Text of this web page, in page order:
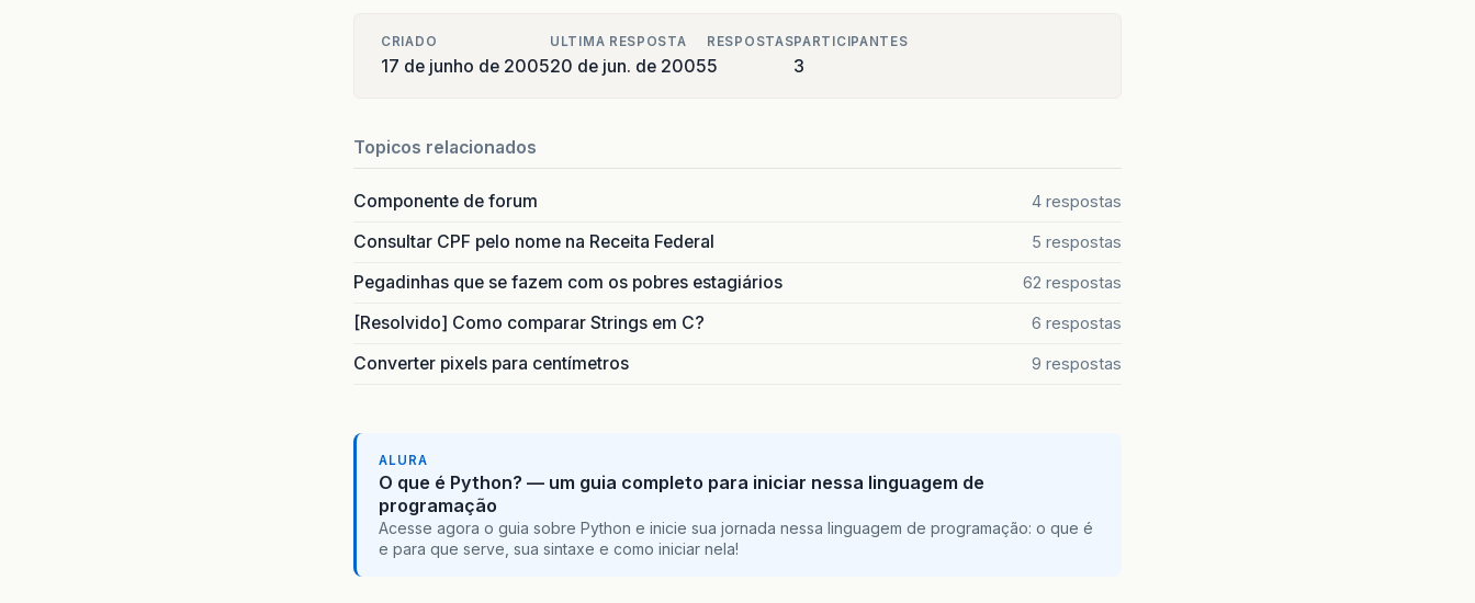
CRIADO
17 de junho de 2005
ULTIMA RESPOSTA
20 de jun. de 2005
RESPOSTAS
5
PARTICIPANTES
3
Topicos relacionados
Componente de forum 4 respostas
Consultar CPF pelo nome na Receita Federal 5 respostas
Pegadinhas que se fazem com os pobres estagiários 62 respostas
[Resolvido] Como comparar Strings em C? 6 respostas
Converter pixels para centímetros 9 respostas
ALURA
O que é Python? — um guia completo para iniciar nessa linguagem de
programação
Acesse agora o guia sobre Python e inicie sua jornada nessa linguagem de programação: o que é
e para que serve, sua sintaxe e como iniciar nela!